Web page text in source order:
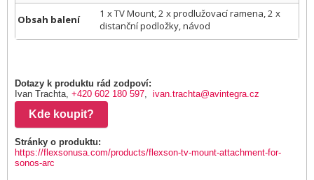
Obsah balení
1 x TV Mount, 2 x prodlužovací ramena, 2 x
distanční podložky, návod
Dotazy k produktu rád zodpoví:
Ivan Trachta, +420 602 180 597, ivan.trachta@avintegra.cz
Kde koupit?
Stránky o produktu:
https://flexsonusa.com/products/flexson-tv-mount-attachment-for-
sonos-arc